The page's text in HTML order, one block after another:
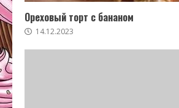
Ореховый торт с бананом
14.12.2023